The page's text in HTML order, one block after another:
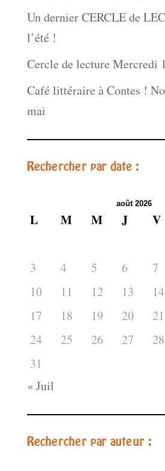
Un dernier CERCLE de
l’été !
Cercle de lecture Mercredi
Café littéraire à Contes !
mai
Rechercher par date :
août 2026
L M M J V
3
4 5 6 7
10 11 12 13 14
17
18 19 20 21
24
25 26 27 28
31
« Juil
Rechercher par auteur :